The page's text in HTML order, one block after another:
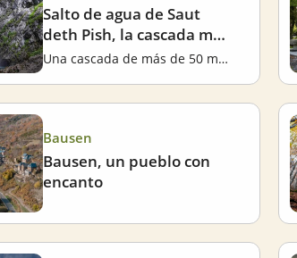
Salto de agua de Saut
deth Pish, la cascada más
espectacular del Valle de
Aran
Una cascada de más de 50 metros
Bausen
Bausen, un pueblo con
encanto